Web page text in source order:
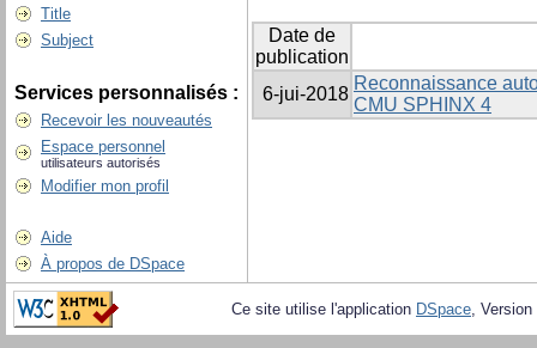
Title
Subject
Services personnalisés :
Recevoir les nouveautés
Espace personnel
utilisateurs autorisés
Modifier mon profil
Aide
À propos de DSpace
Date de
publication
6-jui-2018
Reconnaissance
CMU SPHINX 4
Ce site utilise l'application DSpace,